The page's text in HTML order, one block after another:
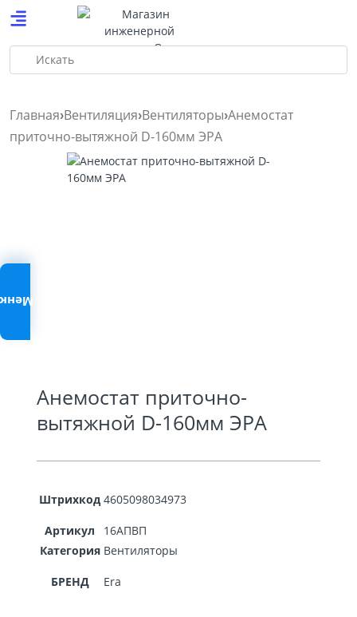
Искать
Главная Вентиляция Вентиляторы Анемостат
приточно-вытяжной D-160мм ЭРА
Анемостат приточно-
вытяжной D-160мм ЭРА
Штрихкод 4605098034973
Артикул
16АПВП
Категория Вентиляторы
БРЕНД Era